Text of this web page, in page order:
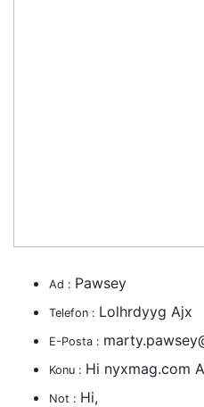
Ad : Pawsey
Telefon : Lolhrdyyg Ajx
E-Posta :
Konu : Hi nyxmag.com
Not : Hi,